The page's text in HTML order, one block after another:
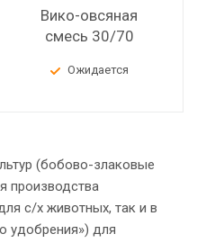
Вико-овсяная
смесь 30/70
Ожидается
(бобово-злаковые
производства
с/х животных, так и в
удобрения») для